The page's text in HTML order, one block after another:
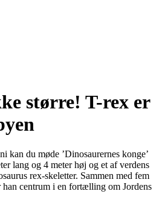
større! T-rex er
kan du møde ’Dinosaurernes konge’
lang og 4 meter høj og et af verdens
rex-skeletter. Sammen med fem
han centrum i en fortælling om Jordens